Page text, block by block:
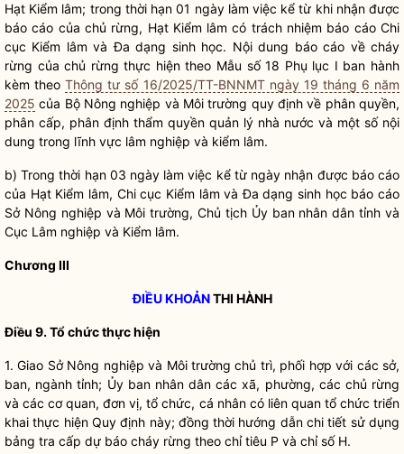
Hạt Kiểm lâm; trong thời hạn 01 ngày làm việc kể từ khi nhận được
báo cáo của chủ rừng, Hạt Kiểm lâm có trách nhiệm báo cáo Chi
cục Kiểm lâm và Đa dạng sinh học. Nội dung báo cáo về cháy
rừng củachủ rừng thực hiện theo Mẫu số 18 Phụ lục I ban hành
kèm theoThông tư số 16/2025/TT-BNNMT ngày 19 tháng 6 năm
2025 của Bộ Nông nghiệp và Môi trường quy định về phân quyền,
phân cấp, phân định thẩm quyền quản lý nhà nước và một số nội
dung trong lĩnh vực lâm nghiệp và kiểm lâm.
b) Trong thời hạn 03 ngày làm việc kể từ ngày nhận được báo cáo
của Hạt Kiểm lâm, Chi cục Kiểm lâm và Đa dạng sinh học báo cáo
Sở Nông nghiệp và Môi trường, Chủ tịch Ủy ban nhân dân tỉnh và
Cục Lâm nghiệp và Kiểm lâm.
Chương III
ĐIỀU KHOẢNTHI HÀNH
Điều 9. Tổ chức thực hiện
1. Giao Sở Nông nghiệp và Môi trường chủ trì, phối hợp với các sở,
ban, ngành tỉnh; Ủy ban nhân dân các xã, phường, các chủ rừng
và các cơ quan, đơn vị, tổ chức, cá nhân có liên quan tổ chức triển
khai thực hiện Quy định này; đồng thời hướng dẫn chi tiết sử dụng
bảng tra cấp dự báo cháy rừng theo chỉ tiêu P và chỉ số H.